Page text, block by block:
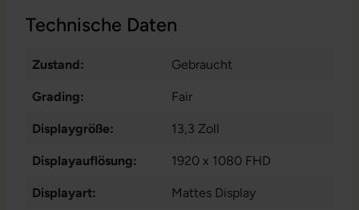
Technische Daten
Zustand: Gebraucht
Grading: Fair
Displaygröße: 13,3 Zoll
Displayauflösung: 1920 x 1080 FHD
Displayart: Mattes Display